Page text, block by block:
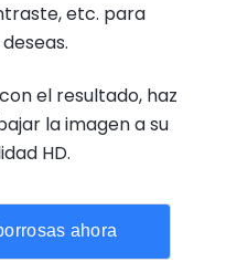
etc. para
el resultado, haz
la imagen a su
HD.
ahora